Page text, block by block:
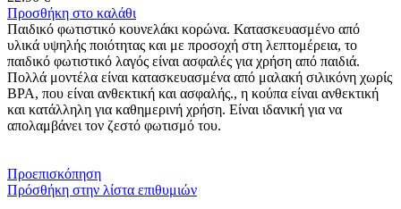
Προσθήκη στο καλάθι
Παιδικό φωτιστικό κουνελάκι κορώνα. Κατασκευασμένο από
υλικά υψηλής ποιότητας και με προσοχή στη λεπτομέρεια, το
παιδικό φωτιστικό λαγός είναι ασφαλές για χρήση από παιδιά.
Πολλά μοντέλα είναι κατασκευασμένα από μαλακή σιλικόνη χωρίς
BPA, που είναι ανθεκτική και ασφαλής., η κούπα είναι ανθεκτική
και κατάλληλη για καθημερινή χρήση. Είναι ιδανική για να
απολαμβάνει τον ζεστό φωτισμό του.
Προεπισκόπηση
Πρόσθήκη στην λίστα επιθυμιών